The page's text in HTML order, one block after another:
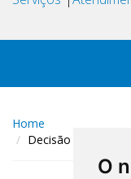
O
Home
Decisão COREN-